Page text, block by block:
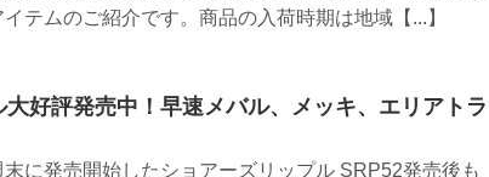
テムのご紹介です。商品の入荷時期は地域【...】
好評発売中！早速メバル、メッキ、エリアトラ
に発売開始したショアーズリップル SRP52発売後も